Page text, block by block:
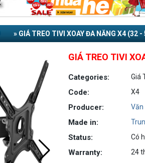
» GIÁ TREO TIVI XOAY ĐA NĂNG X4 (32 -
GIÁ TREO TIVI
Categories: Giá
Code: X4
Producer: Văn
Made in:
Status: Có
Warranty: 24